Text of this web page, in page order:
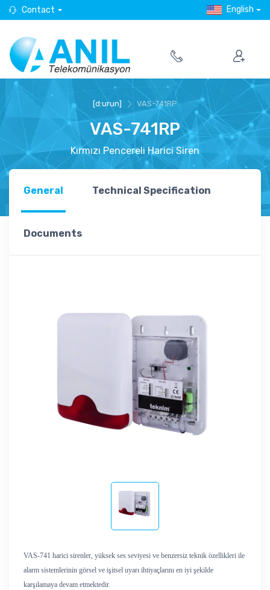
Contact English
[d:urun] VAS-741RP
VAS-741RP
Kırmızı Pencereli Harici Siren
General Technical Specification
Documents
VAS-741 harici sirenler, yüksek ses seviyesi ve benzersiz teknik özellikleri ile
alarm sistemlerinin görsel ve işitsel uyarı ihtiyaçlarını en iyi şekilde
karşılamaya devam etmektedir.